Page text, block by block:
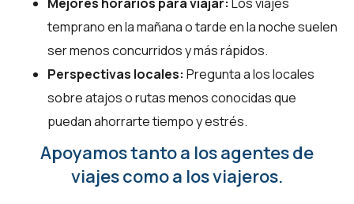
Mejores horarios para viajar: Los viajes
temprano en la mañana o tarde en la noche suelen
ser menos concurridos y más rápidos.
Perspectivas locales: Pregunta a los locales
sobre atajos o rutas menos conocidas que
puedan ahorrarte tiempo y estrés.
Apoyamos tanto a los agentes de
viajes como a los viajeros.